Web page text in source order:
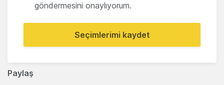
Paylaş
göndermesini onaylıyorum.
Seçimlerimi kaydet